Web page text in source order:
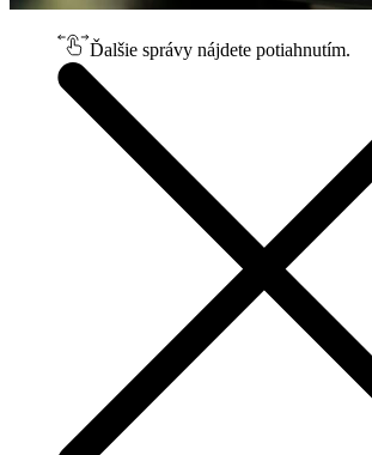
Ďalšie správy nájdete potiahnutím.